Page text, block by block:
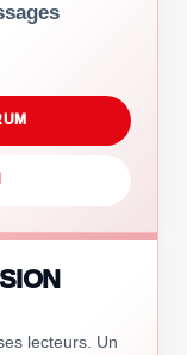
lecteurs. Un